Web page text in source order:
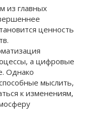
из главных
ценность
а цифровые
Однако
мыслить,
к изменениям,